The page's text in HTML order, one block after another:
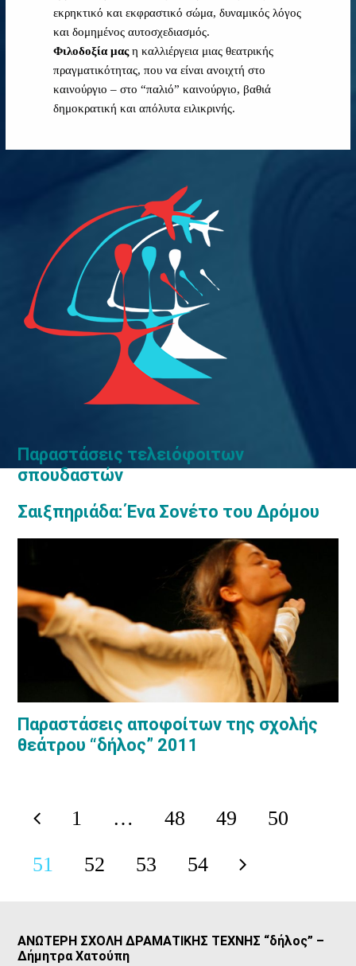
εκρηκτικό και εκφραστικό σώμα, δυναμικός λόγος
και δομημένος αυτοσχεδιασμός.
Φιλοδοξία μαςη καλλιέργεια μιας θεατρικής
πραγματικότητας, που να είναι ανοιχτή στο
καινούργιο – στο “παλιό” καινούργιο, βαθιά
δημοκρατική και απόλυτα ειλικρινής.
Παραστάσεις τελειόφοιτων
σπουδαστών
Σαιξπηριάδα: Ένα Σονέτο του Δρόμου
Παραστάσεις αποφοίτων της σχολής
θεάτρου “δήλος” 2011
PreviousPage
1 … Page
48 Page
49 Page
50
Page
51 Page
52 Page
53 Page
54 Next
ΑΝΩΤΕΡΗ ΣΧΟΛΗ ΔΡΑΜΑΤΙΚΗΣ ΤΕΧΝΗΣ “δήλος” –
Δήμητρα Χατούπη